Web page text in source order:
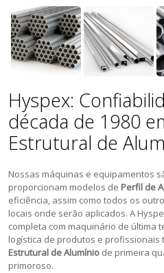
Hyspex:
década de 1980
Estrutural de
Nossas máquinas e equipamentos
proporcionam modelos de Perfil de
eficiência, assim como todos os
locais onde serão aplicados. A
completa com maquinário de última
logística de produtos e
Estrutural de Alumínio de primeira
primoroso.